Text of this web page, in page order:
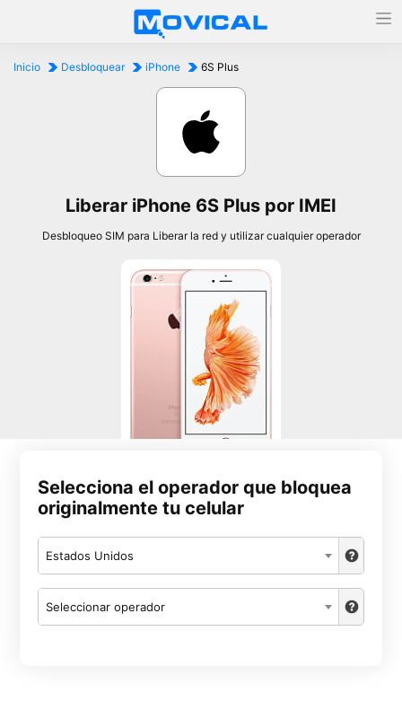
Inicio Desbloquear iPhone 6S Plus
Liberar iPhone 6S Plus por IMEI
Desbloqueo SIM para Liberar la red y utilizar cualquier operador
Selecciona el operador que bloquea
originalmente tu celular
Estados Unidos
Seleccionar operador